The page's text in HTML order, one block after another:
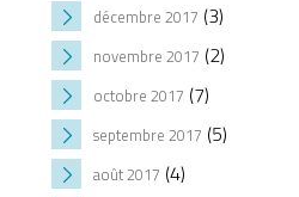
décembre 2017 (3)
novembre 2017 (2)
octobre 2017 (7)
septembre 2017 (5)
août 2017 (4)